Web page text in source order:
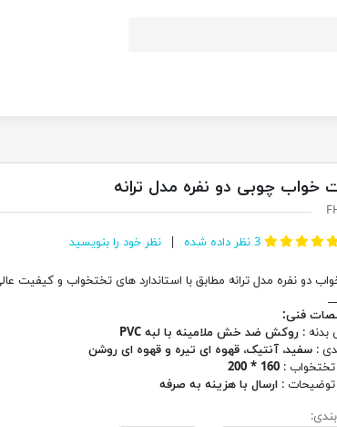
خواب چوبی دو نفره مدل ترانه
3نظر داده شده نظر خود را بنویسید
دو نفره مدل ترانه مطابق با استاندارد های تختخواب و کیفیت
فنی:
: روکش ضد خش ملامینه با لبه PVC
: سفید، آنتیک، قهوه ای تیره و قهوه ای روشن
تختخواب : 160 * 200
توضیحات : ارسال با هزینه به صرفه